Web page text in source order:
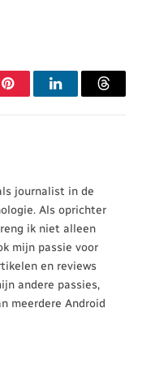
PinterestLinkedIn
journalist in de
Als oprichter
ik niet alleen
mijn passie voor
en reviews
andere passies,
meerdere Android